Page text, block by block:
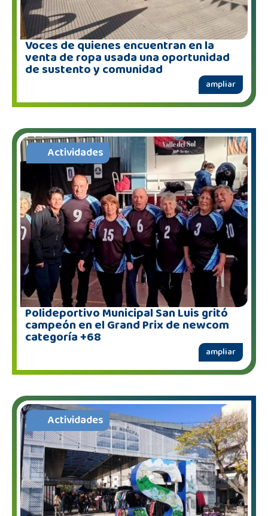
Voces de quienes encuentran en la
venta de ropa usada una oportunidad
de sustento y comunidad
ampliar
Actividades
Polideportivo Municipal San Luis gritó
campeón en el Grand Prix de newcom
categoría +68
ampliar
Actividades